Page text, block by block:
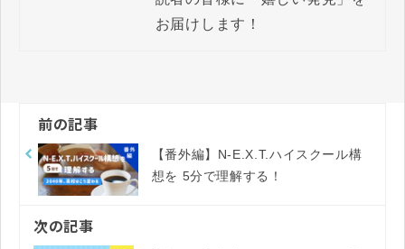
お届けします！
前の記事
【番外編】N-E.X.T.ハイスクール構
想を 5分で理解する！
次の記事